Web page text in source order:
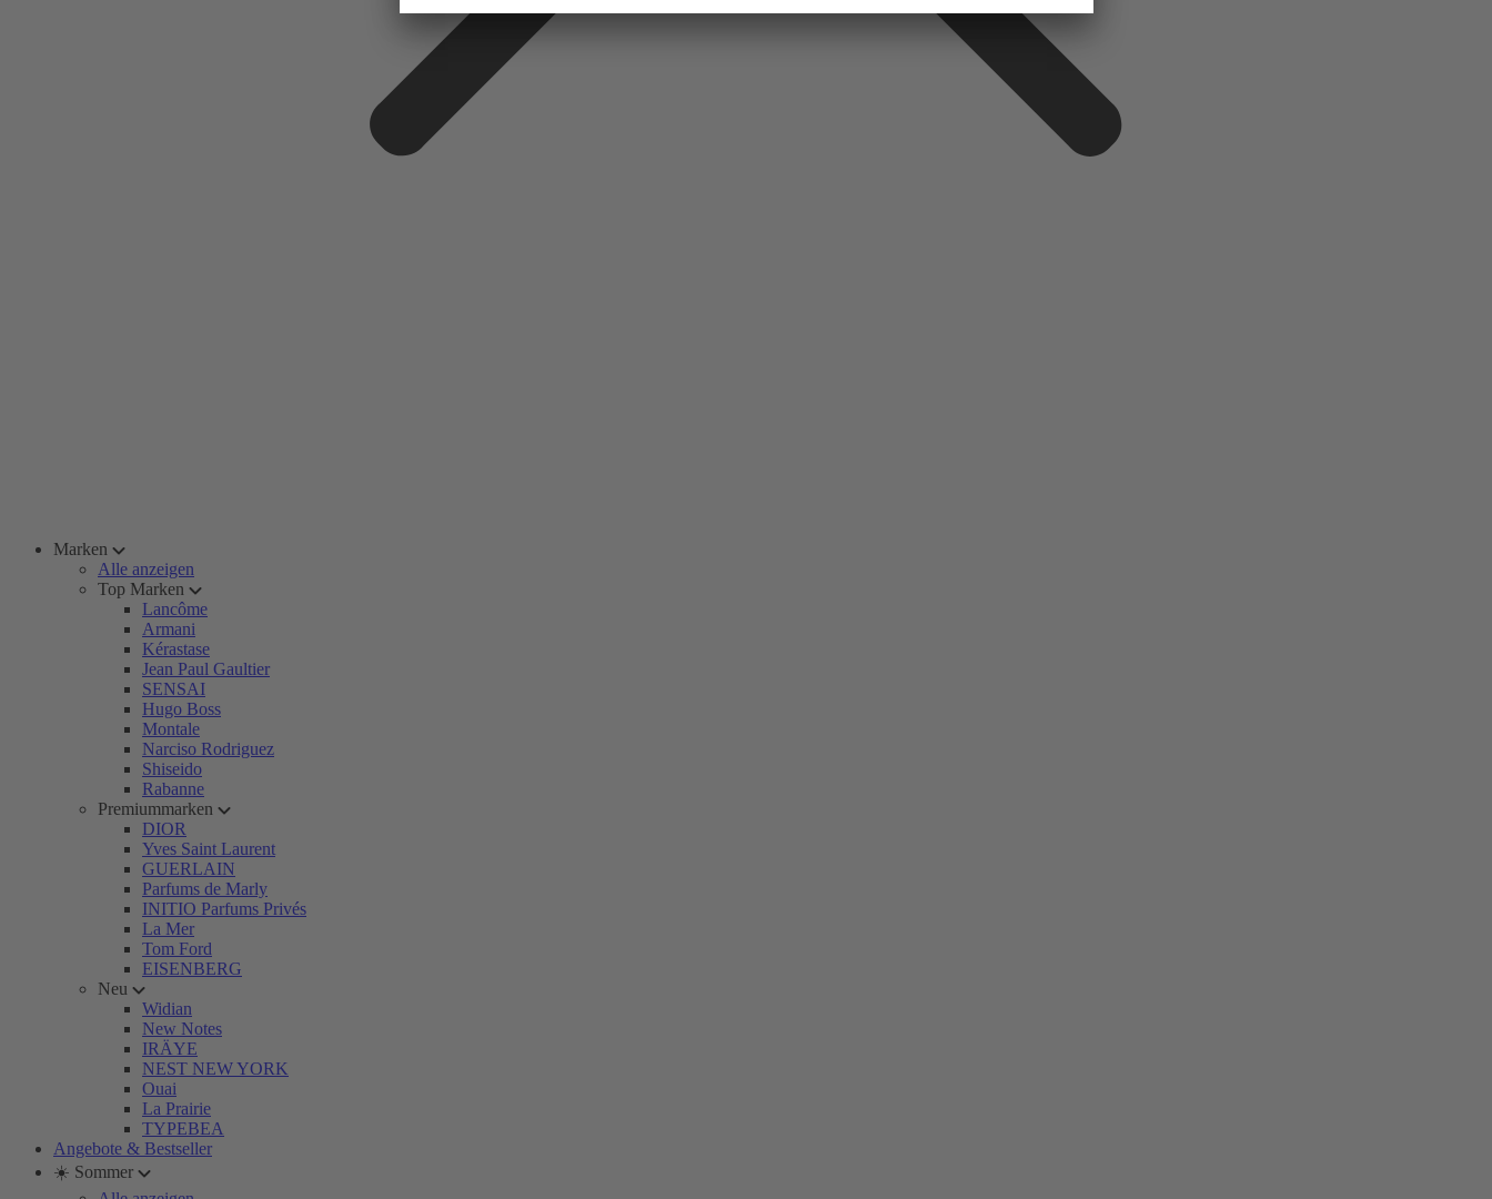
Marken
Alle anzeigen
Top Marken
Lancôme
Armani
Kérastase
Jean Paul Gaultier
SENSAI
Hugo Boss
Montale
Narciso Rodriguez
Shiseido
Rabanne
Premiummarken
DIOR
Yves Saint Laurent
GUERLAIN
Parfums de Marly
INITIO Parfums Privés
La Mer
Tom Ford
EISENBERG
Neu
Widian
New Notes
IRÄYE
NEST NEW YORK
Ouai
La Prairie
TYPEBEA
Angebote & Bestseller
☀️ Sommer